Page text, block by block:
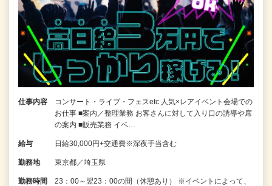
仕事内容
コンサート・ライブ・フェスetc 人気×レアイベント会場での
お仕事 ■案内／整理業務 お客さんに対して入り口の誘導や席
の案内 ■販売業務 イベ…
給与 日給30,000円+交通費※深夜手当含む
勤務地 東京都／埼玉県
勤務時間
23：00～翌23：00の間（休憩あり） ※イベントによって、